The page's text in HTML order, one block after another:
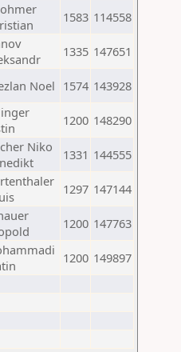
1583 114558
1335 147651
Noel 1574 143928
1200 148290
Niko
1331 144555
1297 147144
1200 147763
1200 149897